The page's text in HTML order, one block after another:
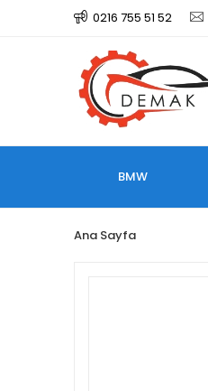
0216 755 51 52
BMW
Ana Sayfa